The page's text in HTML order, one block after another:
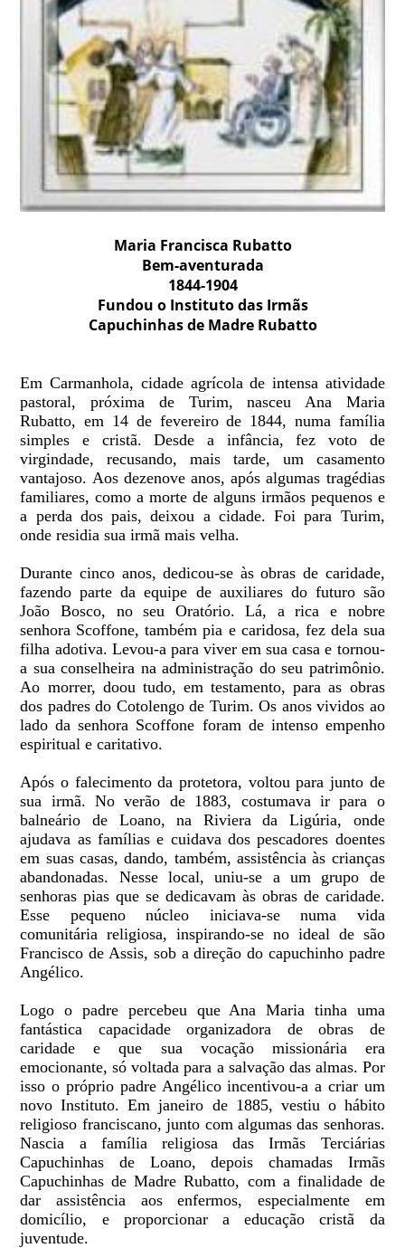
Maria Francisca Rubatto
Bem-aventurada
1844-1904
Fundou o Instituto das Irmãs
Capuchinhas de Madre Rubatto
Em Carmanhola, cidade agrícola de intensa atividade
pastoral, próxima de Turim, nasceu Ana Maria
Rubatto, em 14 de fevereiro de 1844, numa família
simples e cristã. Desde a infância, fez voto de
virgindade, recusando, mais tarde, um casamento
vantajoso. Aos dezenove anos, após algumas tragédias
familiares, como a morte de alguns irmãos pequenos e
a perda dos pais, deixou a cidade. Foi para Turim,
onde residia sua irmã mais velha.
Durante cinco anos, dedicou-se às obras de caridade,
fazendo parte da equipe de auxiliares do futuro são
João Bosco, no seu Oratório. Lá, a rica e nobre
senhora Scoffone, também pia e caridosa, fez dela sua
filha adotiva. Levou-a para viver em sua casa e tornou-
a sua conselheira na administração do seu patrimônio.
Ao morrer, doou tudo, em testamento, para as obras
dos padres do Cotolengo de Turim. Os anos vividos ao
lado da senhora Scoffone foram de intenso empenho
espiritual e caritativo.
Após o falecimento da protetora, voltou para junto de
sua irmã. No verão de 1883, costumava ir para o
balneário de Loano, na Riviera da Ligúria, onde
ajudava as famílias e cuidava dos pescadores doentes
em suas casas, dando, também, assistência às crianças
abandonadas. Nesse local, uniu-se a um grupo de
senhoras pias que se dedicavam às obras de caridade.
Esse pequeno núcleo iniciava-se numa vida
comunitária religiosa, inspirando-se no ideal de são
Francisco de Assis, sob a direção do capuchinho padre
Angélico.
Logo o padre percebeu que Ana Maria tinha uma
fantástica capacidade organizadora de obras de
caridade e que sua vocação missionária era
emocionante, só voltada para a salvação das almas. Por
isso o próprio padre Angélico incentivou-a a criar um
novo Instituto. Em janeiro de 1885, vestiu o hábito
religioso franciscano, junto com algumas das senhoras.
Nascia a família religiosa das Irmãs Terciárias
Capuchinhas de Loano, depois chamadas Irmãs
Capuchinhas de Madre Rubatto, com a finalidade de
dar assistência aos enfermos, especialmente em
domicílio, e proporcionar a educação cristã da
juventude.